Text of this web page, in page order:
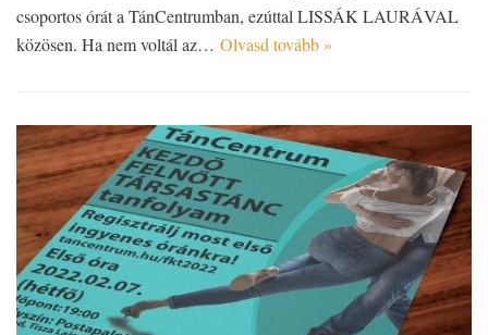
csoportos órát a TánCentrumban, ezúttal LISSÁK LAURÁVAL
közösen. Ha nem voltál az… Olvasd tovább »